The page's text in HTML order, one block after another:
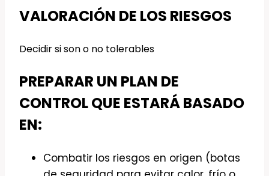
VALORACIÓN DE LOS RIESGOS
Decidir si son o no tolerables
PREPARAR UN PLAN DE
CONTROL QUE ESTARÁ BASADO
EN:
Combatir los riesgos en origen (botas